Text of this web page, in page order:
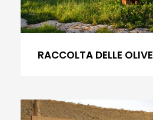
RACCOLTA DELLE OLIVE